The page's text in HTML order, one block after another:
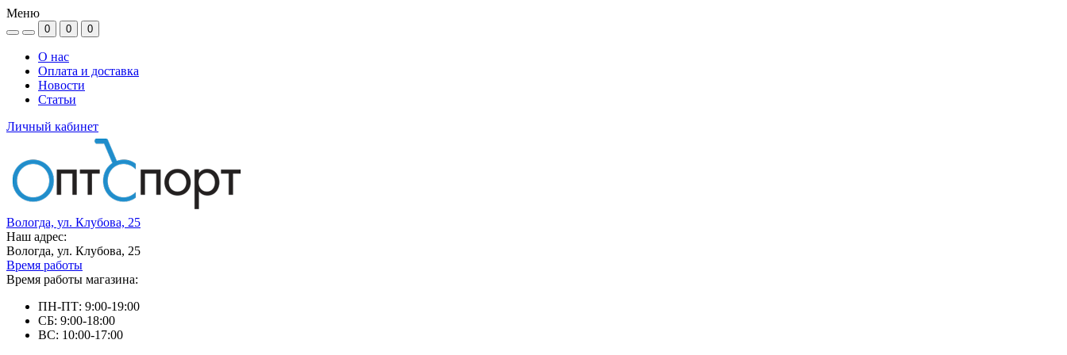
Меню
0 0 0
О нас
Оплата и доставка
Новости
Статьи
Личный кабинет
Вологда, ул. Клубова, 25
Наш адрес:
Вологда, ул. Клубова, 25
Время работы
Время работы магазина:
ПН-ПТ: 9:00-19:00
СБ: 9:00-18:00
ВС: 10:00-17:00